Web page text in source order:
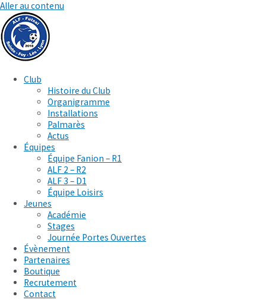
Aller au contenu
Club
Histoire du Club
Organigramme
Installations
Palmarès
Actus
Équipes
Équipe Fanion – R1
ALF 2 – R2
ALF 3 – D1
Équipe Loisirs
Jeunes
Académie
Stages
Journée Portes Ouvertes
Évènement
Partenaires
Boutique
Recrutement
Contact